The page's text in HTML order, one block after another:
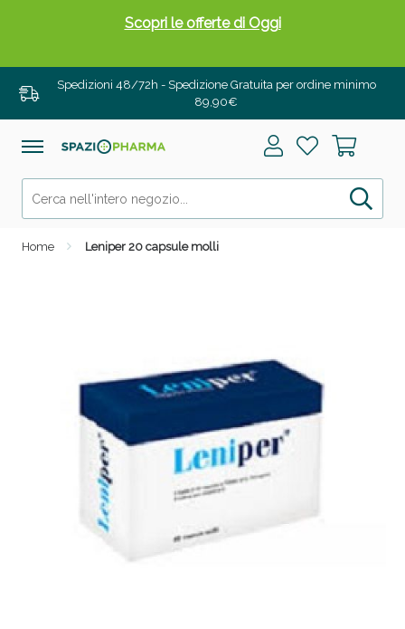
Spedizioni 48/72h - Spedizione Gratuita per ordine minimo
89,90€
Home Leniper 20 capsule molli
Scopri le offerte di Oggi
solo per OGGI!